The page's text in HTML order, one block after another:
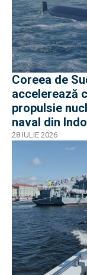
Coreea de
accelerează
propulsie
naval din
28 IULIE 2026